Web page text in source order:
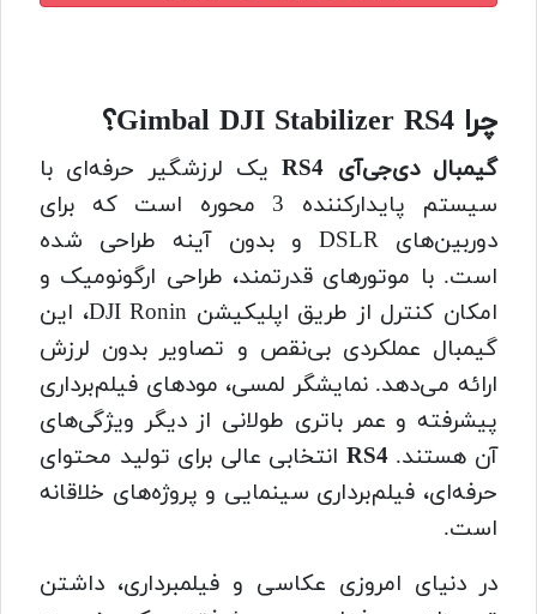
چرا Gimbal DJI Stabilizer RS4؟
گیمبال دی‌جی‌آی RS4
یک لرزشگیر حرفه‌ای با
سیستم پایدارکننده 3 محوره است که برای
دوربین‌های DSLR و بدون آینه طراحی شده
است. با موتورهای قدرتمند، طراحی ارگونومیک و
امکان کنترل از طریق اپلیکیشن DJI Ronin، این
گیمبال عملکردی بی‌نقص و تصاویر بدون لرزش
ارائه می‌دهد. نمایشگر لمسی، مودهای فیلم‌برداری
پیشرفته و عمر باتری طولانی از دیگر ویژگی‌های
آن هستند.RS4 انتخابی عالی برای تولید محتوای
حرفه‌ای، فیلم‌برداری سینمایی و پروژه‌های خلاقانه
است.
در دنیای امروزی عکاسی و فیلمبرداری، داشتن